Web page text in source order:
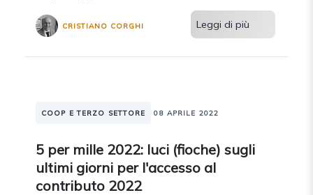
CRISTIANO CORGHI Leggi di più
COOP E TERZO SETTORE 08 APRILE 2022
5 per mille 2022: luci (fioche) sugli
ultimi giorni per l'accesso al
contributo 2022